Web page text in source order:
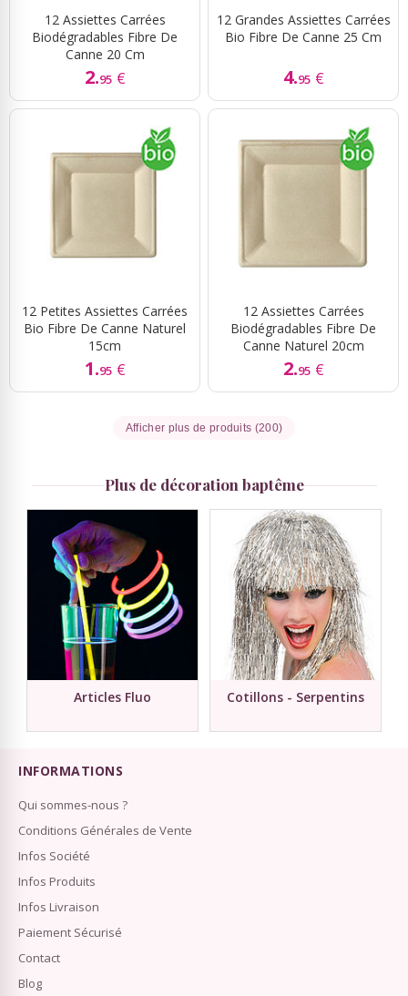
12 Assiettes Carrées
Biodégradables Fibre De
Canne 20 Cm
2.95 €
12 Grandes Assiettes Carrées
Bio Fibre De Canne 25 Cm
4.95 €
12 Petites Assiettes Carrées
Bio Fibre De Canne Naturel
15cm
1.95 €
12 Assiettes Carrées
Biodégradables Fibre De
Canne Naturel 20cm
2.95 €
Afficher plus de produits (200)
Plus de décoration baptême
Articles Fluo Cotillons - Serpentins
INFORMATIONS
Qui sommes-nous ?
Conditions Générales de Vente
Infos Société
Infos Produits
Infos Livraison
Paiement Sécurisé
Contact
Blog